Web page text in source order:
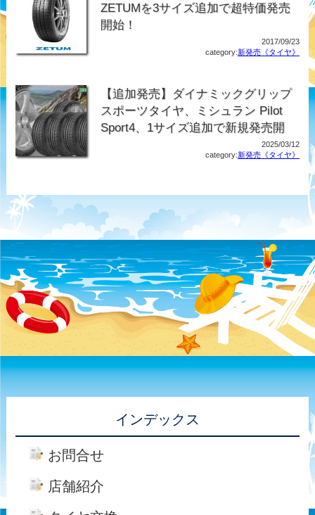
ZETUMを3サイズ追加で超特価発売
開始！
2017/09/23
category:新発売《タイヤ》
【追加発売】ダイナミックグリップ
スポーツタイヤ、ミシュラン Pilot
Sport4、1サイズ追加で新規発売開
2025/03/12
category:新発売《タイヤ》
インデックス
お問合せ
店舗紹介